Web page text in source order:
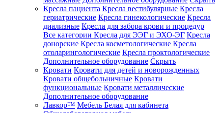
Кресла пациента Кресла вестибулярные Кресла
гериатрические Кресла гинекологические Кресла
диализные Кресла для забора крови и процедур
Все категории Кресла для ЭЭГ и ЭХО-ЭГ Кресла
донорские Кресла косметологические Кресла
отоларингологические Кресла проктологические
Дополнительное оборудование Скрыть
Кровати Кровати для детей и новорожденных
Кровати общебольничные Кровати
функциональные Кровати металлические
Дополнительное оборудование
Лавкор™ Мебель Белая для кабинета